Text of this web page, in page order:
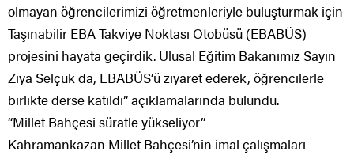
olmayan öğrencilerimizi öğretmenleriyle buluşturmak için
Taşınabilir EBA Takviye Noktası Otobüsü (EBABÜS)
projesini hayata geçirdik. Ulusal Eğitim Bakanımız Sayın
Ziya Selçuk da, EBABÜS’ü ziyaret ederek, öğrencilerle
birlikte derse katıldı” açıklamalarında bulundu.
“Millet Bahçesi süratle yükseliyor”
Kahramankazan Millet Bahçesi’nin imal çalışmaları